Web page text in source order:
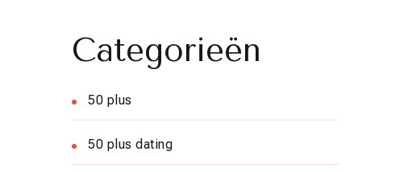
Categorieën
50 plus
50 plus dating